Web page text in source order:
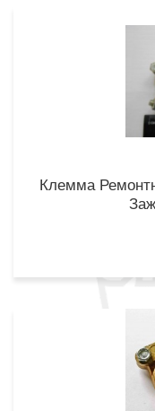
Клемма